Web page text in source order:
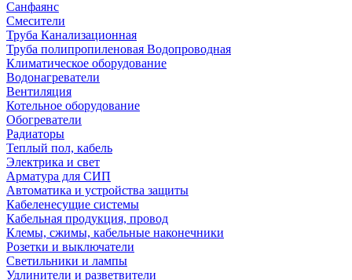
Санфаянс
Смесители
Труба Канализационная
Труба полипропиленовая Водопроводная
Климатическое оборудование
Водонагреватели
Вентиляция
Котельное оборудование
Обогреватели
Радиаторы
Теплый пол, кабель
Электрика и свет
Арматура для СИП
Автоматика и устройства защиты
Кабеленесущие системы
Кабельная продукция, провод
Клемы, сжимы, кабельные наконечники
Розетки и выключатели
Светильники и лампы
Удлинители и разветвители